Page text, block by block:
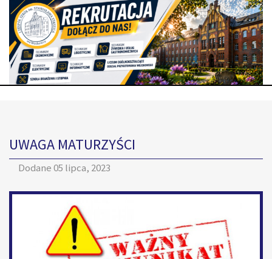
UWAGA MATURZYŚCI
Dodane05 lipca, 2023